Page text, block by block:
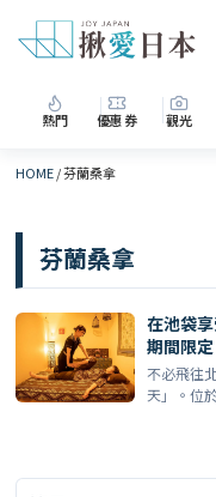
熱門 優惠券 觀光
HOME/芬蘭桑拿
芬蘭桑拿
在池袋
期間限
禮品、
不必飛往
天」。位